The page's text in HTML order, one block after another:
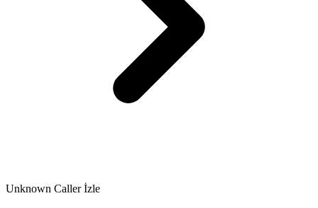
Unknown Caller İzle